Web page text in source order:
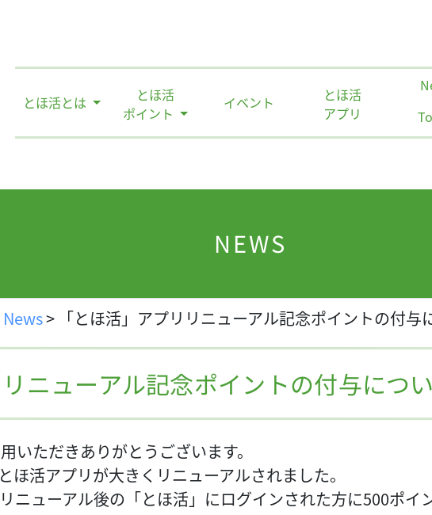
とほ活とは
とほ活
ポイント
イベント
とほ活
アプリ
NEWS
News> 「とほ活」アプリリニューアル記念ポイントの付与
リニューアル記念ポイントの付与につ
いただきありがとうございます。
ほ活アプリが大きくリニューアルされました。
ニューアル後の「とほ活」にログインされた方に500ポイ